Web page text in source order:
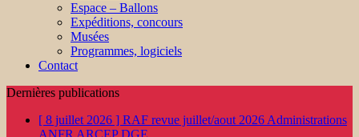
Espace – Ballons
Expéditions, concours
Musées
Programmes, logiciels
Contact
Dernières publications
[ 8 juillet 2026 ] RAF revue juillet/aout 2026 Administrations
ANFR ARCEP DGE